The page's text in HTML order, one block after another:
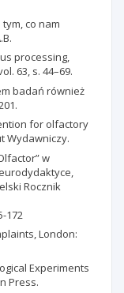
co nam
processing,
63, s. 44–69.
badań również
for olfactory
Wydawniczy.
w
Rocznik
172
London:
Experiments
Press.